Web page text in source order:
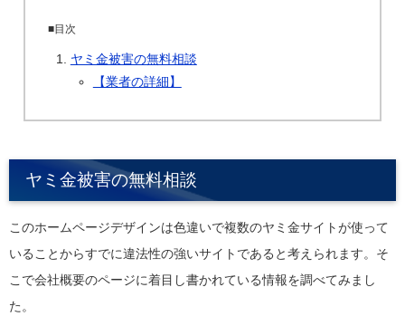
■目次
ヤミ金被害の無料相談
【業者の詳細】
ヤミ金被害の無料相談
このホームページデザインは色違いで複数のヤミ金サイトが使って
いることからすでに違法性の強いサイトであると考えられます。そ
こで会社概要のページに着目し書かれている情報を調べてみまし
た。